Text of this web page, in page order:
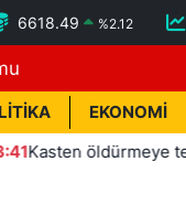
6618.49 %2.12
EKONOMİ
öldürmeye